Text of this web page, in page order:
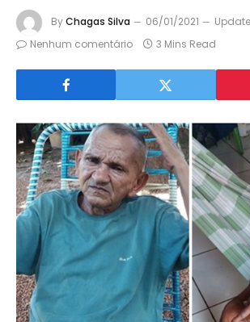
ByChagas Silva 06/01/2021
Nenhum comentário
3 Mins Read